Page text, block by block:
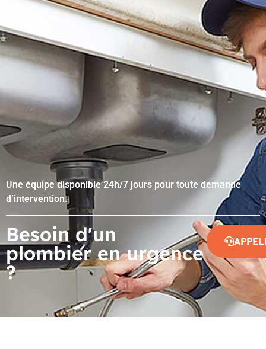
Une équipe disponible 24h/7 jours pour toute demande
d’intervention.
Besoin d'un
plombier en urgence
?